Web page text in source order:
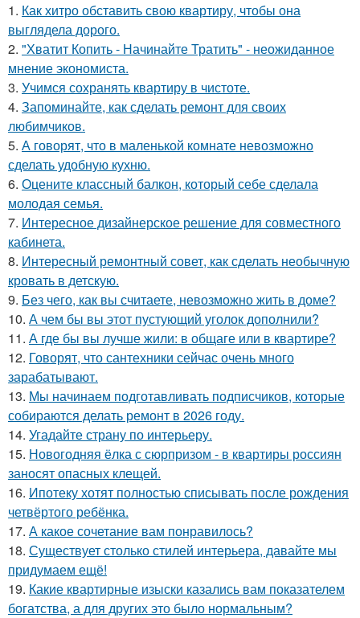
1. Как хитро обставить свою квартиру, чтобы она
выглядела дорого.
2. "Хватит Копить - Начинайте Тратить" - неожиданное
мнение экономиста.
3. Учимся сохранять квартиру в чистоте.
4. Запоминайте, как сделать ремонт для своих
любимчиков.
5. А говорят, что в маленькой комнате невозможно
сделать удобную кухню.
6. Оцените классный балкон, который себе сделала
молодая семья.
7. Интересное дизайнерское решение для совместного
кабинета.
8. Интересный ремонтный совет, как сделать необычную
кровать в детскую.
9. Без чего, как вы считаете, невозможно жить в доме?
10. А чем бы вы этот пустующий уголок дополнили?
11. А где бы вы лучше жили: в общаге или в квартире?
12. Говорят, что сантехники сейчас очень много
зарабатывают.
13. Мы начинаем подготавливать подписчиков, которые
собираются делать ремонт в 2026 году.
14. Угадайте страну по интерьеру.
15. Новогодняя ёлка с сюрпризом - в квартиры россиян
заносят опасных клещей.
16. Ипотеку хотят полностью списывать после рождения
четвёртого ребёнка.
17. А какое сочетание вам понравилось?
18. Существует столько стилей интерьера, давайте мы
придумаем ещё!
19. Какие квартирные изыски казались вам показателем
богатства, а для других это было нормальным?